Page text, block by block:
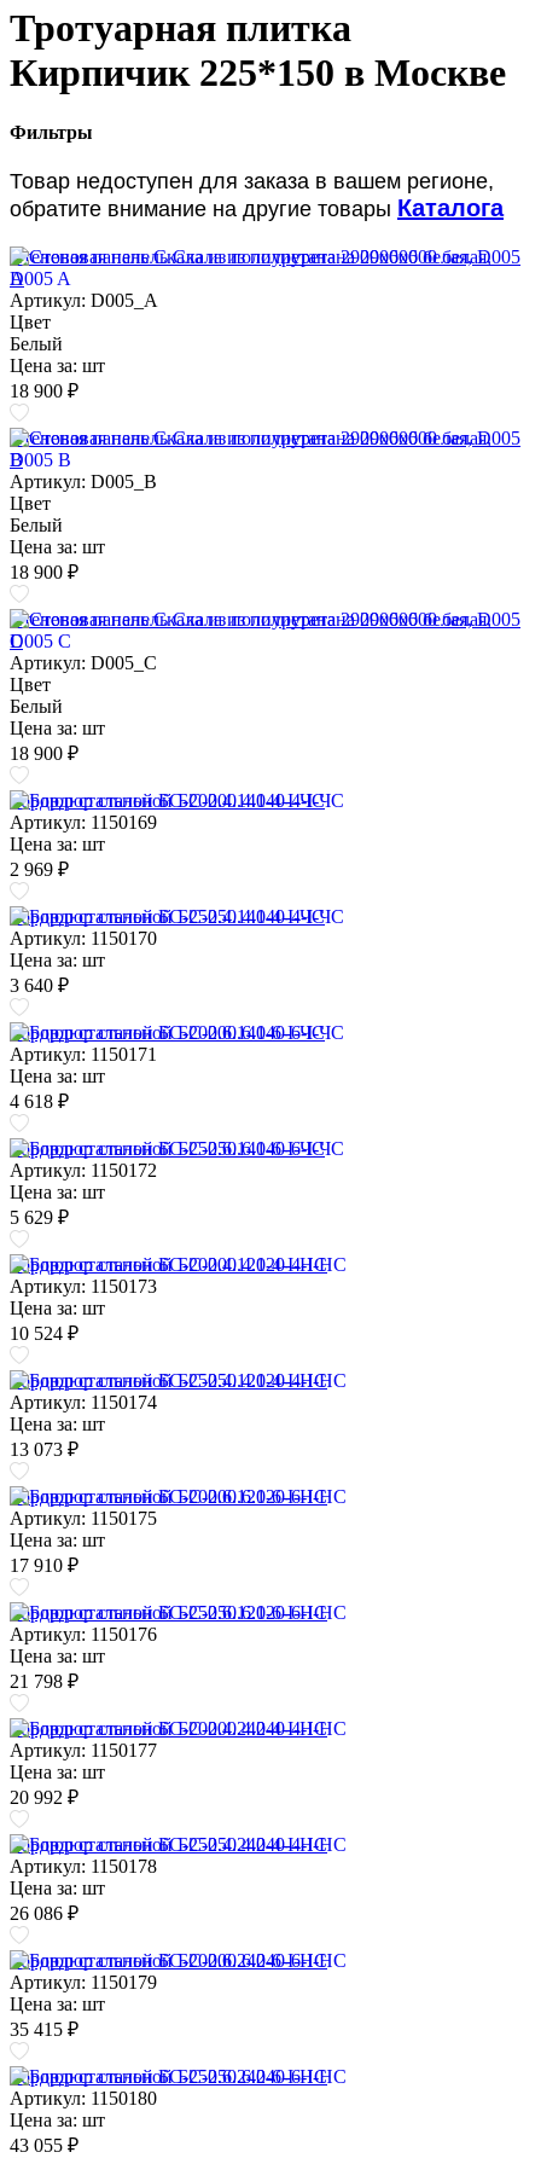
Тротуарная плитка
Кирпичик 225*150 в Москве
Фильтры
Товар недоступен для заказа в вашем регионе,
обратите внимание на другие товары Каталога
Стеновая панель Скала из полиуретана 2900х600 белая, D005
A
Артикул: D005_A
Цвет
Белый
Цена за: шт
18 900 ₽
Стеновая панель Скала из полиуретана 2900х600 белая, D005
B
Артикул: D005_B
Цвет
Белый
Цена за: шт
18 900 ₽
Стеновая панель Скала из полиуретана 2900х600 белая, D005
C
Артикул: D005_C
Цвет
Белый
Цена за: шт
18 900 ₽
Бордюр стальной БС-200.4.140-4-I-ЧС
Артикул: 1150169
Цена за: шт
2 969 ₽
Бордюр стальной БС-250.4.140-4-I-ЧС
Артикул: 1150170
Цена за: шт
3 640 ₽
Бордюр стальной БС-200.6.140-6-I-ЧС
Артикул: 1150171
Цена за: шт
4 618 ₽
Бордюр стальной БС-250.6.140-6-I-ЧС
Артикул: 1150172
Цена за: шт
5 629 ₽
Бордюр стальной БС-200.4.120-4-I-НС
Артикул: 1150173
Цена за: шт
10 524 ₽
Бордюр стальной БС-250.4.120-4-I-НС
Артикул: 1150174
Цена за: шт
13 073 ₽
Бордюр стальной БС-200.6.120-6-I-НС
Артикул: 1150175
Цена за: шт
17 910 ₽
Бордюр стальной БС-250.6.120-6-I-НС
Артикул: 1150176
Цена за: шт
21 798 ₽
Бордюр стальной БС-200.4.240-4-I-НС
Артикул: 1150177
Цена за: шт
20 992 ₽
Бордюр стальной БС-250.4.240-4-I-НС
Артикул: 1150178
Цена за: шт
26 086 ₽
Бордюр стальной БС-200.6.240-6-I-НС
Артикул: 1150179
Цена за: шт
35 415 ₽
Бордюр стальной БС-250.6.240-6-I-НС
Артикул: 1150180
Цена за: шт
43 055 ₽